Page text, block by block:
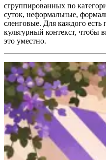
сгруппированных по
суток, неформальные,
сленговые. Для каждого
культурный контекст, чтобы
это уместно.